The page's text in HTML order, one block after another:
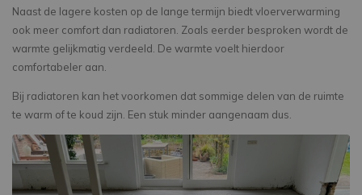
Naast de lagere kosten op de lange termijn biedt vloerverwarming
ook meer comfort dan radiatoren. Zoals eerder besproken wordt de
warmte gelijkmatig verdeeld. De warmte voelt hierdoor
comfortabeler aan.
Bij radiatoren kan het voorkomen dat sommige delen van de ruimte
te warm of te koud zijn. Een stuk minder aangenaam dus.